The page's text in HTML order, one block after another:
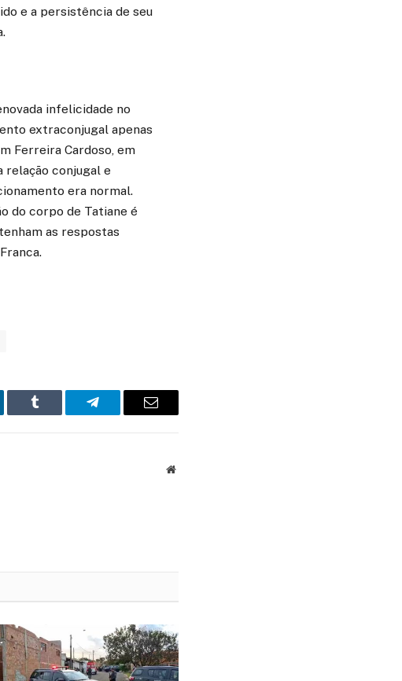
e a persistência de seu
infelicidade no
extraconjugal apenas
Ferreira Cardoso, em
relação conjugal e
era normal.
do corpo de Tatiane é
as respostas
Tumblr Telegram Email
Website